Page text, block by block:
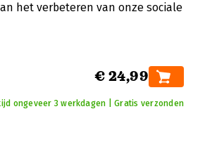
het verbeteren van onze sociale
€ 24,99
ongeveer 3 werkdagen | Gratis verzonden